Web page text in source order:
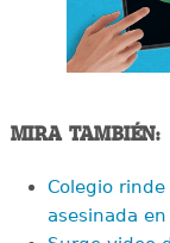
MIRA TAMBIÉN:
Colegio
asesinada